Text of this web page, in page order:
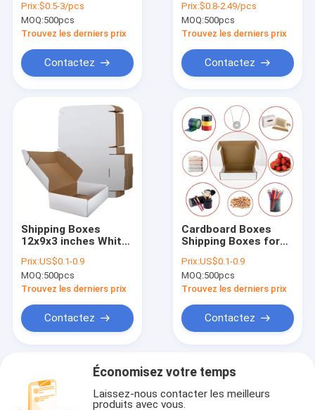
des boîte-cadeau
157gsm 2mm de
carton
Prix:$0.5-3/pcs
MOQ:500pcs
Trouvez les derniers prix
Contactez
carton ondulé a
imprimé 300gsm C1S
Prix:$0.8-2.49/pcs
MOQ:500pcs
Trouvez les derniers prix
Contactez
Shipping Boxes
12x9x3 inches White
Cardboard Box
Mailing Box
Prix:US$0.1-0.9
MOQ:500pcs
Trouvez les derniers prix
Contactez
Cardboard Boxes
Shipping Boxes for
Mailing Boxes
Corrugated
Packaging Boxes
Prix:US$0.1-0.9
MOQ:500pcs
Trouvez les derniers prix
Contactez
Économisez votre temps
Laissez-nous contacter les meilleurs
produits avec vous.